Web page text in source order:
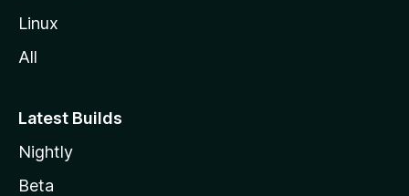
Linux
All
Latest Builds
Nightly
Beta